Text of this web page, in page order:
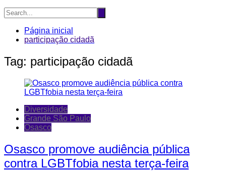
Página inicial
participação cidadã
Tag: participação cidadã
Diversidade
Grande São Paulo
Osasco
Osasco promove audiência pública
contra LGBTfobia nesta terça-feira